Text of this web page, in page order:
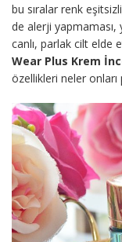
bu sıralar renk
de alerji
canlı, parlak cilt elde
Wear Plus Krem
özellikleri neler onları